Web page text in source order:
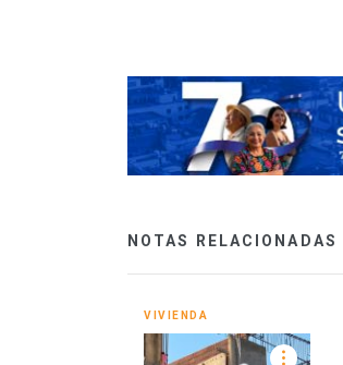
NOTAS RELACIONADAS
VIVIENDA